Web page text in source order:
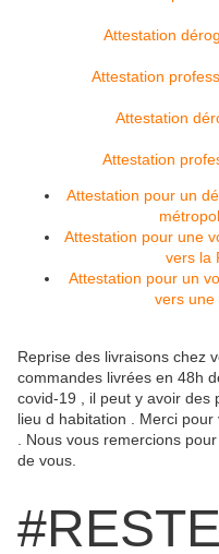
Attestation
Attestation
Attestation
Attestation
Attestation pour un
Attestation pour une
vers la
Attestation pour un
vers une
Reprise des livraisons chez
commandes livrées en 48h
covid-19 , il peut y avoir des
lieu d habitation . Merci
. Nous vous remercions
de vous.